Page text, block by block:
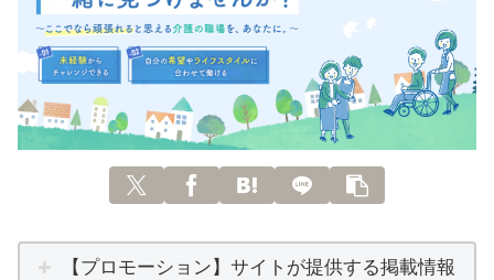
【プロモーション】サイトが提供する掲載情報